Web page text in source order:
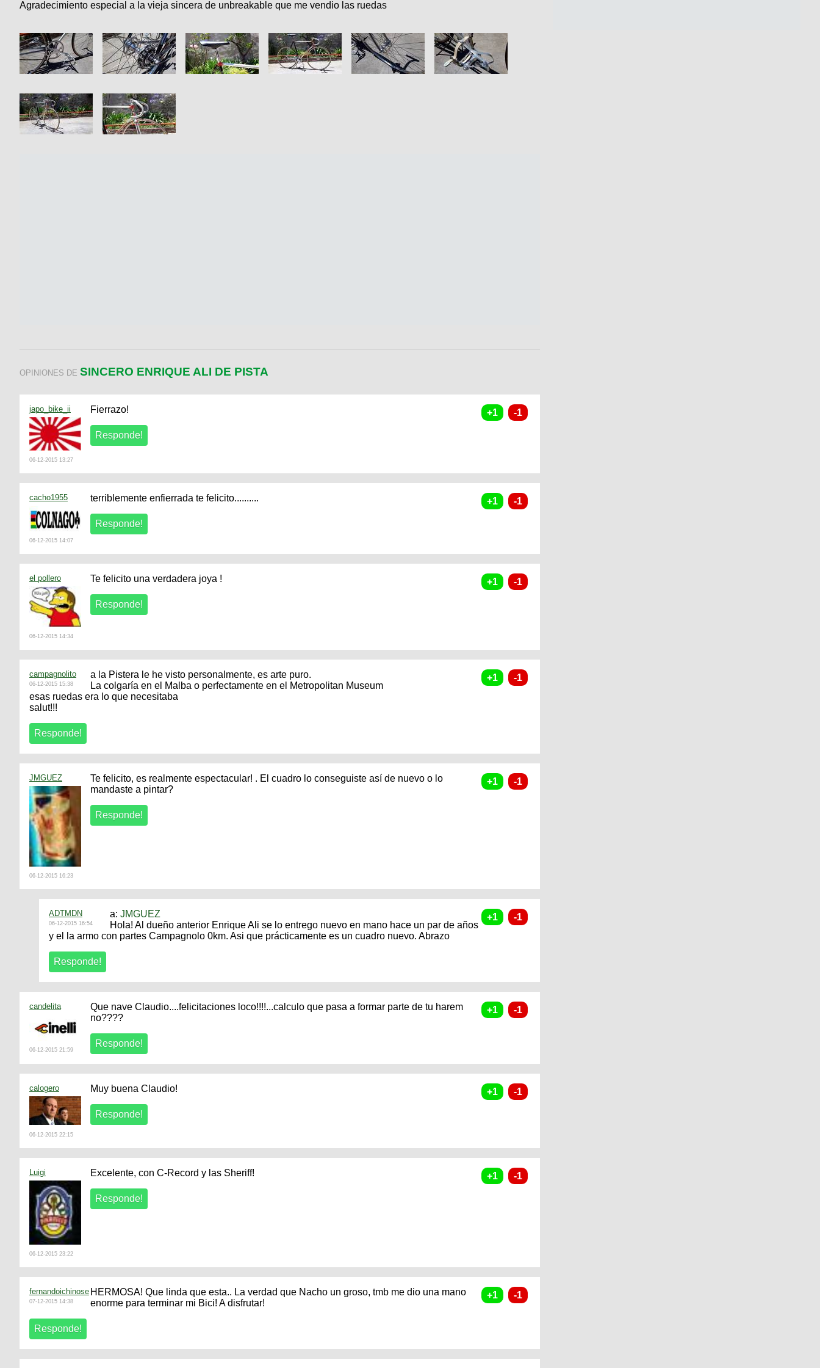
Agradecimiento especial a la vieja sincera de unbreakable que me vendio las ruedas
OPINIONES DE SINCERO ENRIQUE ALI DE PISTA
japo_bike_ii
06-12-2015 13:27
Fierrazo!
cacho1955
06-12-2015 14:07
terriblemente enfierrada te felicito..........
el pollero
06-12-2015 14:34
Te felicito una verdadera joya !
campagnolito
06-12-2015 15:38
a la Pistera le he visto personalmente, es arte puro.
La colgaría en el Malba o perfectamente en el Metropolitan Museum
esas ruedas era lo que necesitaba
salut!!!
JMGUEZ
06-12-2015 16:23
Te felicito, es realmente espectacular! . El cuadro lo conseguiste así de nuevo o lo
mandaste a pintar?
ADTMDN
06-12-2015 16:54
a: JMGUEZ
Hola! Al dueño anterior Enrique Ali se lo entrego nuevo en mano hace un par de años
y el la armo con partes Campagnolo 0km. Asi que prácticamente es un cuadro nuevo. Abrazo
candelita
06-12-2015 21:59
Que nave Claudio....felicitaciones loco!!!!...calculo que pasa a formar parte de tu harem
no????
calogero
06-12-2015 22:15
Muy buena Claudio!
Luigi
06-12-2015 23:22
Excelente, con C-Record y las Sheriff!
fernandoichinose
07-12-2015 14:38
HERMOSA! Que linda que esta.. La verdad que Nacho un groso, tmb me dio una mano
enorme para terminar mi Bici! A disfrutar!